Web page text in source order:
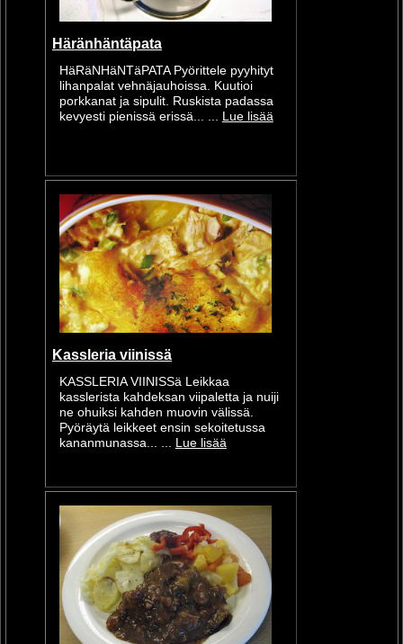
Häränhäntäpata
HäRäNHäNTäPATA Pyörittele pyyhityt
lihanpalat vehnäjauhoissa. Kuutioi
porkkanat ja sipulit. Ruskista padassa
kevyesti pienissä erissä... ... Lue lisää
Kassleria viinissä
KASSLERIA VIINISSä Leikkaa
kasslerista kahdeksan viipaletta ja nuiji
ne ohuiksi kahden muovin välissä.
Pyöräytä leikkeet ensin sekoitetussa
kananmunassa... ... Lue lisää